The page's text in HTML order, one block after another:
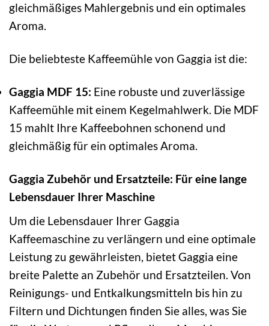
gleichmäßiges Mahlergebnis und ein optimales
Aroma.
Die beliebteste Kaffeemühle von Gaggia ist die:
Gaggia MDF 15: Eine robuste und zuverlässige
Kaffeemühle mit einem Kegelmahlwerk. Die MDF
15 mahlt Ihre Kaffeebohnen schonend und
gleichmäßig für ein optimales Aroma.
Gaggia Zubehör und Ersatzteile: Für eine lange
Lebensdauer Ihrer Maschine
Um die Lebensdauer Ihrer Gaggia
Kaffeemaschine zu verlängern und eine optimale
Leistung zu gewährleisten, bietet Gaggia eine
breite Palette an Zubehör und Ersatzteilen. Von
Reinigungs- und Entkalkungsmitteln bis hin zu
Filtern und Dichtungen finden Sie alles, was Sie